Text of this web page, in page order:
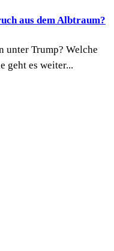
aus dem Albtraum?
unter Trump? Welche
geht es weiter...